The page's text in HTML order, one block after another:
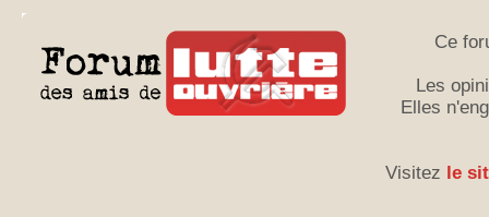
Ce
Les
Elles
Visitez le